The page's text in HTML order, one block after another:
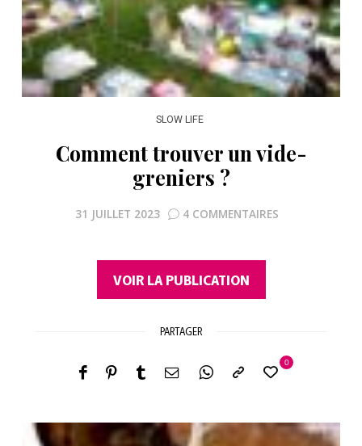
SLOW LIFE
Comment trouver un vide-
greniers ?
31 JUILLET 2023 4 COMMENTAIRES
VOIR LA PUBLICATION
PARTAGER
0